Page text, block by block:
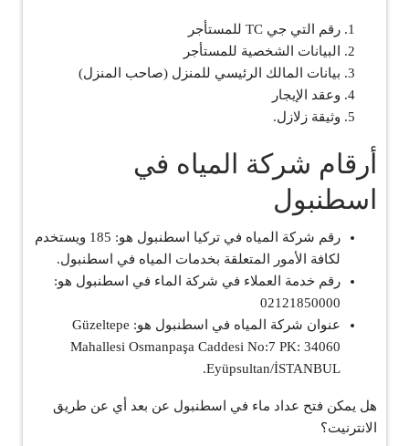
رقم التي جي TC للمستأجر
البيانات الشخصية للمستأجر
بيانات المالك الرئيسي للمنزل (صاحب المنزل)
وعقد الإيجار
وثيقة زلازل.
أرقام شركة المياه في
اسطنبول
رقم شركة المياه في تركيا اسطنبول هو: 185 ويستخدم
لكافة الأمور المتعلقة بخدمات المياه في اسطنبول.
رقم خدمة العملاء في شركة الماء في اسطنبول هو:
02121850000
عنوان شركة المياه في اسطنبول هو: Güzeltepe
Mahallesi Osmanpaşa Caddesi No:7 PK: 34060
Eyüpsultan/İSTANBUL.
هل يمكن فتح عداد ماء في اسطنبول عن بعد أي عن طريق
الانترنيت؟